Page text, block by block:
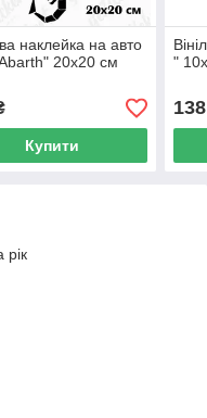
наклейка на авто
20х20 см
Купити
"
138
рік